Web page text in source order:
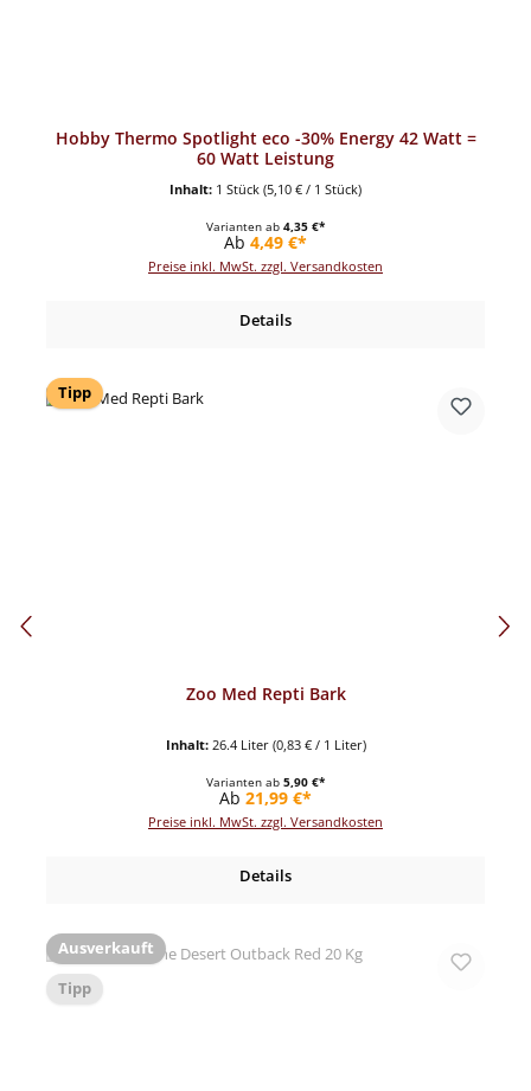
Hobby Thermo Spotlight eco -30% Energy 42 Watt =
60 Watt Leistung
Inhalt: 1 Stück (5,10 € / 1 Stück)
Varianten ab 4,35 €*
Regulärer Preis:
Ab 4,49 €*
Preise inkl. MwSt. zzgl. Versandkosten
Details
Tipp
Zoo Med Repti Bark
Inhalt: 26.4 Liter (0,83 € / 1 Liter)
Varianten ab 5,90 €*
Regulärer Preis:
Ab 21,99 €*
Preise inkl. MwSt. zzgl. Versandkosten
Details
Ausverkauft
Tipp